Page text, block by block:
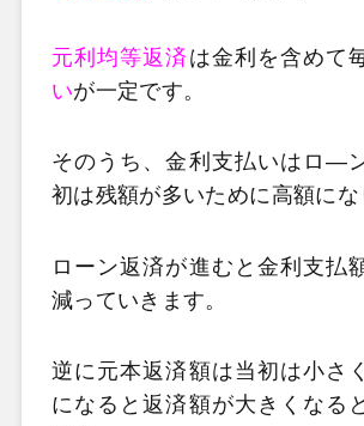
元利均等返済 は金利を含めて
いが一定です。
そのうち、金利支払いはロ―
初は残額が多いために高額にな
ローン返済が進むと金利支払
減っていきます。
逆に元本返済額は当初は小さ
になると返済額が大きくなる